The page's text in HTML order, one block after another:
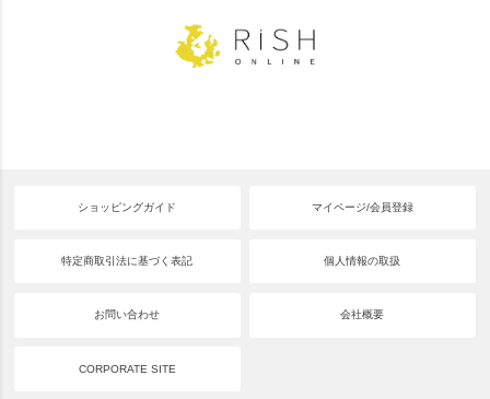
ショッピングガイド マイページ/会員登録
特定商取引法に基づく表記 個人情報の取扱
お問い合わせ 会社概要
CORPORATE SITE